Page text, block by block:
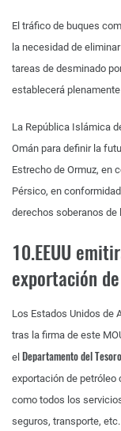
El tráfico de buques
la necesidad de
tareas de desminado
establecerá
La República Islámica
Omán para definir la
Estrecho de Ormuz, en
Pérsico, en
derechos soberanos de
10.EEUU
exportación
Los Estados Unidos de
tras la firma de este
el Departamento del
exportación de petróleo
como todos los
seguros, transporte, etc.